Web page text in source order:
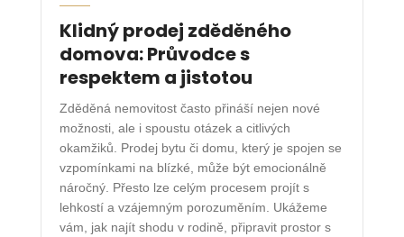
Klidný prodej zděděného
domova: Průvodce s
respektem a jistotou
Zděděná nemovitost často přináší nejen nové
možnosti, ale i spoustu otázek a citlivých
okamžiků. Prodej bytu či domu, který je spojen se
vzpomínkami na blízké, může být emocionálně
náročný. Přesto lze celým procesem projít s
lehkostí a vzájemným porozuměním. Ukážeme
vám, jak najít shodu v rodině, připravit prostor s